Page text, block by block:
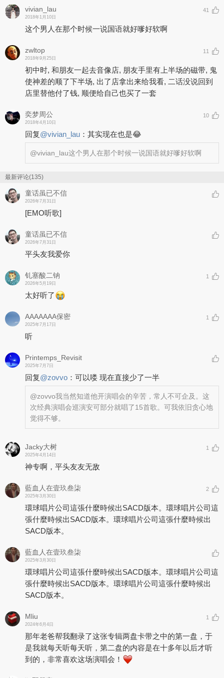
vivian_lau
2018年1月10日
41
这个男人在那个时候一说国语就好嗲好软啊
zwltop
2018年9月25日
11
初中时, 和朋友一起去音像店, 朋友手里有上半场的磁带, 鬼
使神差的顺了下半场, 出了店拿出来给我看, 二话没说回到
店里替他付了钱, 顺便给自己也买了一套
奕梦周公
2018年4月10日
10
回复@vivian_lau ： 其实现在也是😂
@vivian_lau这个男人在那个时候一说国语就好嗲好软啊
最新评论(135)
童话虽已不信
2026年7月31日
[EMO听歌]
童话虽已不信
2026年7月31日
平头友我爱你
钆塞酸二钠
2026年5月19日
1
太好听了
AAAAAAA保密
2025年7月17日
1
听
Printemps_Revisit
2025年7月7日
回复@zovvo ： 可以喽 现在直接少了一半
@zovvo我当然知道他开演唱会的辛苦，常人不可企及。这
次经典演唱会巡演安可部分就唱了15首歌。可我依旧贪心地
觉得不够。
Jacky大树
2025年4月14日
1
神专啊，平头友友无敌
藍血人在壹玖叁柒
2025年3月30日
2
環球唱片公司這張什麼時候出SACD版本。環球唱片公司這
張什麼時候出SACD版本。環球唱片公司這張什麼時候出
SACD版本。
藍血人在壹玖叁柒
2025年3月30日
環球唱片公司這張什麼時候出SACD版本。環球唱片公司這
張什麼時候出SACD版本。環球唱片公司這張什麼時候出
SACD版本。
Mliu
2024年6月4日
1
那年老爸帮我翻录了这张专辑两盘卡带之中的第一盘，于
是我就每天听每天听，第二盘的内容是在十多年以后才听
到的，非常喜欢这场演唱会！